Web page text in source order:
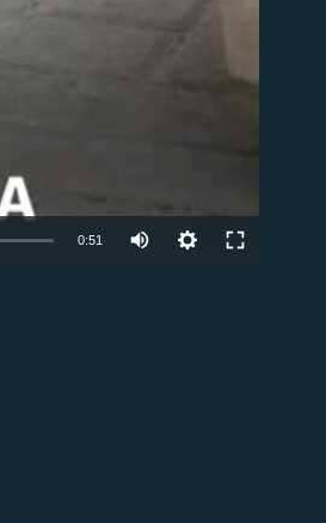
0:51